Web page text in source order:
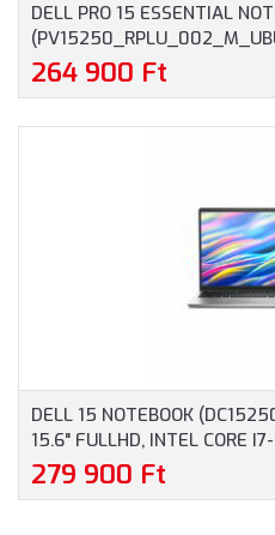
DELL PRO 15 ESSENTIAL
CORE I7-1355U, 16GB RAM,
BILLENTYŰZET, OPERÁCIÓS
264 900 Ft
DELL 15 NOTEBOOK
15.6" FULLHD, INTEL CORE
MAGYAR BILLENTYŰZET,
GARANCIA, EZÜST SZÍNBEN
279 900 Ft